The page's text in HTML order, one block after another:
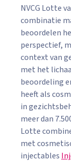
NVCG Lotte
combinatie
beoordelen
perspectief,
context van
met het
beoordeling
heeft als
in
meer dan
Lotte
met
injectables